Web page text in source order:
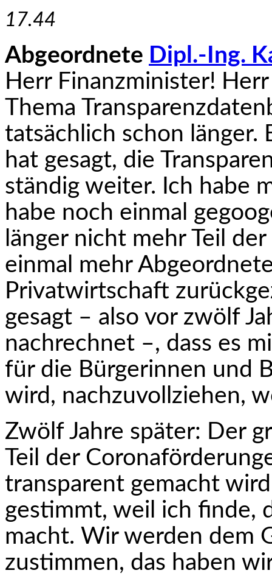
17.44
Abgeordnete Dipl.-Ing.
Herr Finanzminister!
Thema
tatsächlich schon länger.
hat gesagt, die
ständig weiter. Ich habe
habe noch einmal
länger nicht mehr Teil
einmal mehr
Privatwirtschaft
gesagt – also vor zwölf
nachrechnet –, dass es
für die Bürgerinnen und
wird, nach­zuvollziehen,
Zwölf Jahre später: Der
Teil der
transparent gemacht
gestimmt, weil ich finde,
macht. Wir werden dem
zustimmen, das haben